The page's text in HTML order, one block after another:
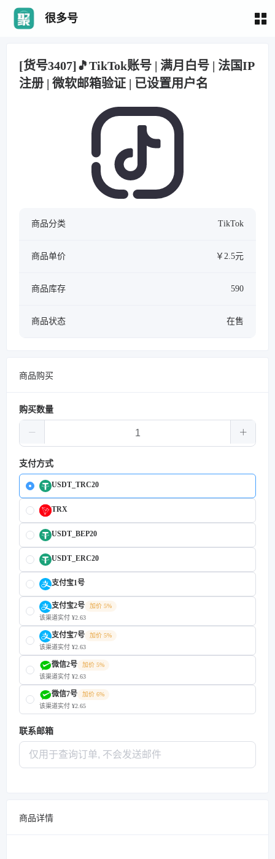
很多号
[货号3407]🎵TikTok账号 | 满月白号 | 法国IP
注册 | 微软邮箱验证 | 已设置用户名
商品分类 TikTok
商品单价 ￥2.5元
商品库存 590
商品状态 在售
商品购买
购买数量
支付方式
USDT_TRC20
TRX
USDT_BEP20
USDT_ERC20
支付宝1号
支付宝2号
加价 5%
该渠道实付 ¥2.63
支付宝7号
加价 5%
该渠道实付 ¥2.63
微信2号
加价 5%
该渠道实付 ¥2.63
微信7号
加价 6%
该渠道实付 ¥2.65
联系邮箱
商品详情